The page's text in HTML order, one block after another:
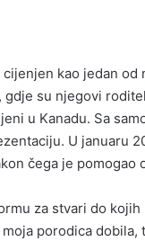
kao jedan
gdje su njegovi
u Kanadu. Sa
U januaru
čega je
za stvari do
porodica